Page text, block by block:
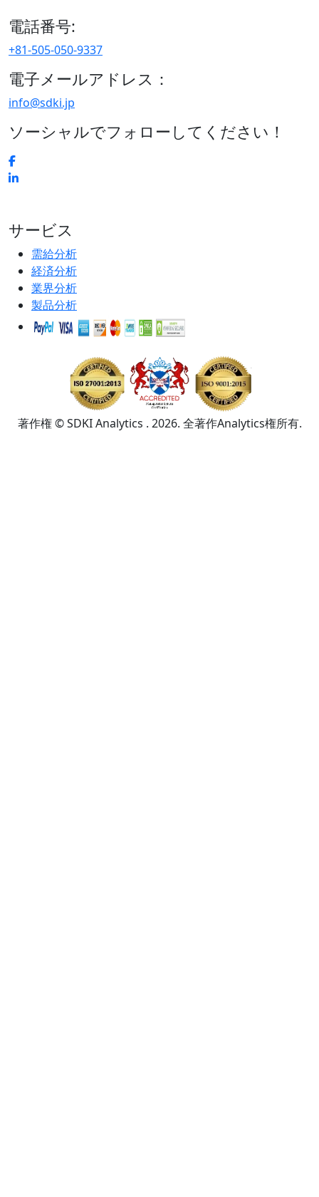
電話番号:
+81-505-050-9337
電子メールアドレス：
info@sdki.jp
ソーシャルでフォローしてください！
サービス
需給分析
経済分析
業界分析
製品分析
著作権 © SDKI Analytics . 2026. 全著作Analytics権所有.